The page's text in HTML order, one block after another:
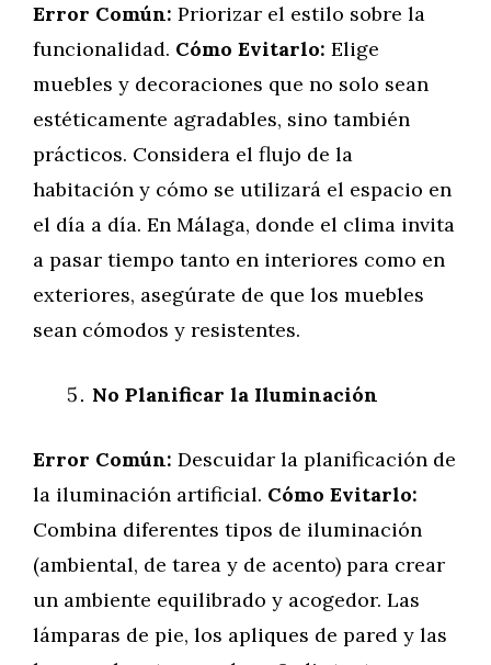
Error Común: Priorizar el estilo sobre la
funcionalidad. Cómo Evitarlo: Elige
muebles y decoraciones que no solo sean
estéticamente agradables, sino también
prácticos. Considera el flujo de la
habitación y cómo se utilizará el espacio en
el día a día. En Málaga, donde el clima invita
a pasar tiempo tanto en interiores como en
exteriores, asegúrate de que los muebles
sean cómodos y resistentes.
No Planificar la Iluminación
Error Común: Descuidar la planificación de
la iluminación artificial. Cómo Evitarlo:
Combina diferentes tipos de iluminación
(ambiental, de tarea y de acento) para crear
un ambiente equilibrado y acogedor. Las
lámparas de pie, los apliques de pared y las